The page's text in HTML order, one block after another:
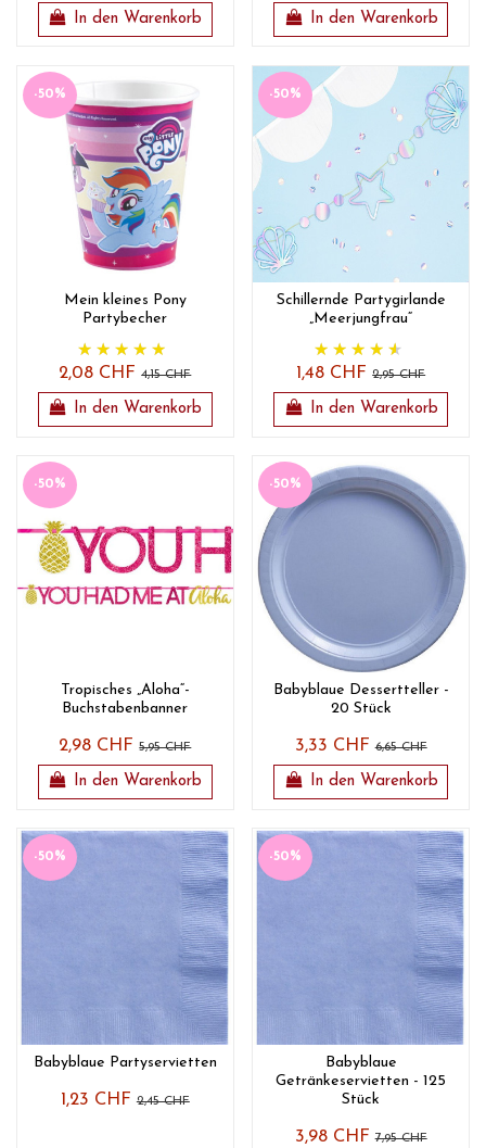
In den Warenkorb In den Warenkorb
-50%
Mein kleines Pony
Partybecher
2,08 CHF4,15 CHF
In den Warenkorb
-50%
Schillernde Partygirlande
„Meerjungfrau“
1,48 CHF2,95 CHF
In den Warenkorb
-50%
Tropisches „Aloha“-
Buchstabenbanner
2,98 CHF5,95 CHF
In den Warenkorb
-50%
Babyblaue Dessertteller -
20 Stück
3,33 CHF6,65 CHF
In den Warenkorb
-50%
Babyblaue Partyservietten
1,23 CHF2,45 CHF
-50%
Babyblaue
Getränkeservietten - 125
Stück
3,98 CHF7,95 CHF